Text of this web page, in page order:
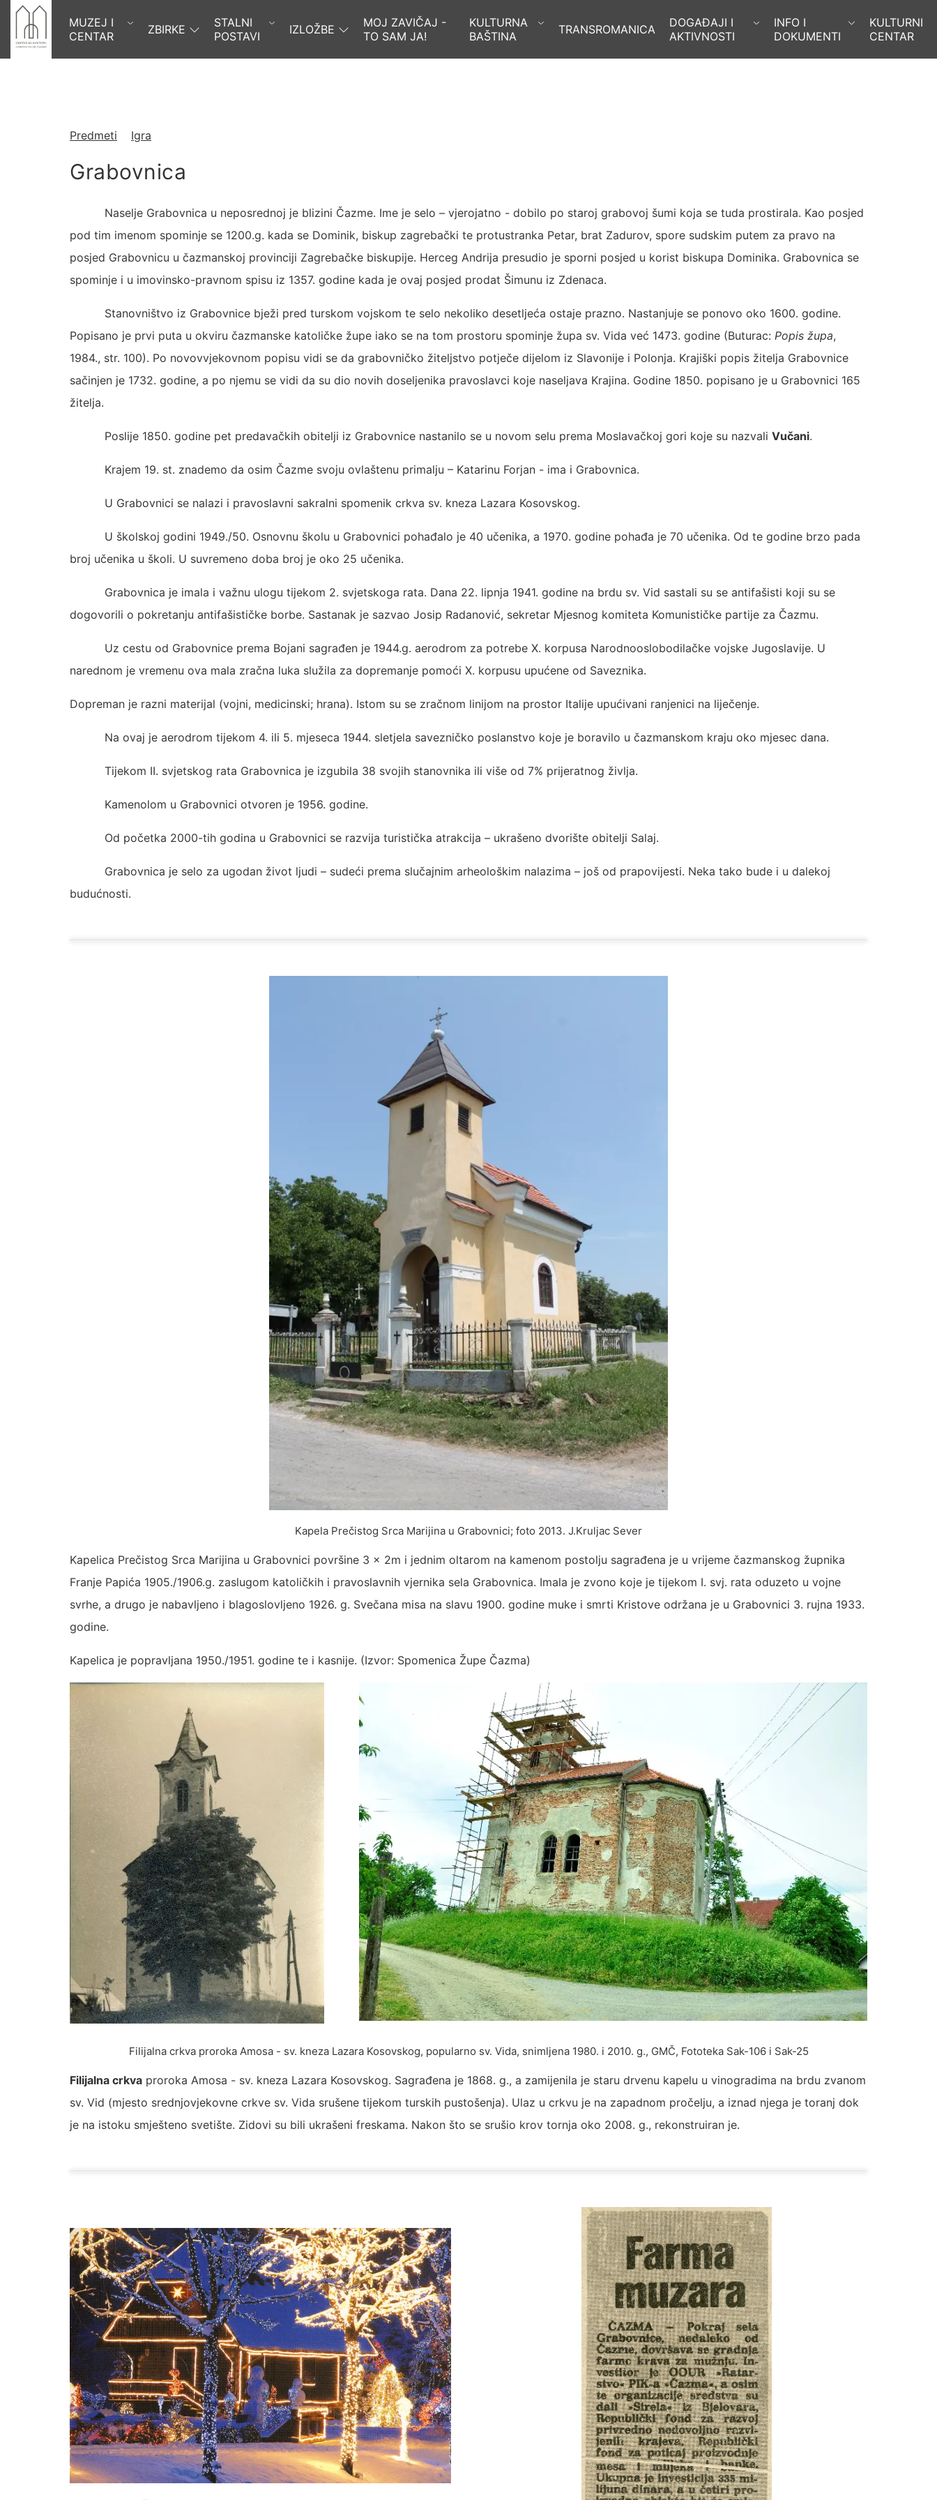
MUZEJ I
CENTAR
ZBIRKE
STALNI
POSTAVI
IZLOŽBE
MOJ ZAVIČAJ -
TO SAM JA!
KULTURNA
BAŠTINA
TRANSROMANICA
DOGAĐAJI I
AKTIVNOSTI
INFO I
DOKUMENTI
KULTURNI
CENTAR
Predmeti Igra
Grabovnica
Naselje Grabovnica u neposrednoj je blizini Čazme. Ime je selo – vjerojatno - dobilo po staroj grabovoj šumi koja se tuda prostirala. Kao posjed
pod tim imenom spominje se 1200.g. kada se Dominik, biskup zagrebački te protustranka Petar, brat Zadurov, spore sudskim putem za pravo na
posjed Grabovnicu u čazmanskoj provinciji Zagrebačke biskupije. Herceg Andrija presudio je sporni posjed u korist biskupa Dominika. Grabovnica se
spominje i u imovinsko-pravnom spisu iz 1357. godine kada je ovaj posjed prodat Šimunu iz Zdenaca.
Stanovništvo iz Grabovnice bježi pred turskom vojskom te selo nekoliko desetljeća ostaje prazno. Nastanjuje se ponovo oko 1600. godine.
Popisano je prvi puta u okviru čazmanske katoličke župe iako se na tom prostoru spominje župa sv. Vida već 1473. godine (Buturac: Popis župa,
1984., str. 100). Po novovvjekovnom popisu vidi se da grabovničko žiteljstvo potječe dijelom iz Slavonije i Polonja. Krajiški popis žitelja Grabovnice
sačinjen je 1732. godine, a po njemu se vidi da su dio novih doseljenika pravoslavci koje naseljava Krajina. Godine 1850. popisano je u Grabovnici 165
žitelja.
Poslije 1850. godine pet predavačkih obitelji iz Grabovnice nastanilo se u novom selu prema Moslavačkoj gori koje su nazvali Vučani.
Krajem 19. st. znademo da osim Čazme svoju ovlaštenu primalju – Katarinu Forjan - ima i Grabovnica.
U Grabovnici se nalazi i pravoslavni sakralni spomenik crkva sv. kneza Lazara Kosovskog.
U školskoj godini 1949./50. Osnovnu školu u Grabovnici pohađalo je 40 učenika, a 1970. godine pohađa je 70 učenika. Od te godine brzo pada
broj učenika u školi. U suvremeno doba broj je oko 25 učenika.
Grabovnica je imala i važnu ulogu tijekom 2. svjetskoga rata. Dana 22. lipnja 1941. godine na brdu sv. Vid sastali su se antifašisti koji su se
dogovorili o pokretanju antifašističke borbe. Sastanak je sazvao Josip Radanović, sekretar Mjesnog komiteta Komunističke partije za Čazmu.
Uz cestu od Grabovnice prema Bojani sagrađen je 1944.g. aerodrom za potrebe X. korpusa Narodnooslobodilačke vojske Jugoslavije. U
narednom je vremenu ova mala zračna luka služila za dopremanje pomoći X. korpusu upućene od Saveznika.
Dopreman je razni materijal (vojni, medicinski; hrana). Istom su se zračnom linijom na prostor Italije upućivani ranjenici na liječenje.
Na ovaj je aerodrom tijekom 4. ili 5. mjeseca 1944. sletjela savezničko poslanstvo koje je boravilo u čazmanskom kraju oko mjesec dana.
Tijekom II. svjetskog rata Grabovnica je izgubila 38 svojih stanovnika ili više od 7% prijeratnog življa.
Kamenolom u Grabovnici otvoren je 1956. godine.
Od početka 2000-tih godina u Grabovnici se razvija turistička atrakcija – ukrašeno dvorište obitelji Salaj.
Grabovnica je selo za ugodan život ljudi – sudeći prema slučajnim arheološkim nalazima – još od prapovijesti. Neka tako bude i u dalekoj
budućnosti.
Kapela Prečistog Srca Marijina u Grabovnici; foto 2013. J.Kruljac Sever
Kapelica Prečistog Srca Marijina u Grabovnici površine 3 x 2m i jednim oltarom na kamenom postolju sagrađena je u vrijeme čazmanskog župnika
Franje Papića 1905./1906.g. zaslugom katoličkih i pravoslavnih vjernika sela Grabovnica. Imala je zvono koje je tijekom I. svj. rata oduzeto u vojne
svrhe, a drugo je nabavljeno i blagoslovljeno 1926. g. Svečana misa na slavu 1900. godine muke i smrti Kristove održana je u Grabovnici 3. rujna 1933.
godine.
Kapelica je popravljana 1950./1951. godine te i kasnije. (Izvor: Spomenica Župe Čazma)
Filijalna crkva proroka Amosa - sv. kneza Lazara Kosovskog, popularno sv. Vida, snimljena 1980. i 2010. g., GMČ, Fototeka Sak-106 i Sak-25
Filijalna crkva proroka Amosa - sv. kneza Lazara Kosovskog. Sagrađena je 1868. g., a zamijenila je staru drvenu kapelu u vinogradima na brdu zvanom
sv. Vid (mjesto srednjovjekovne crkve sv. Vida srušene tijekom turskih pustošenja). Ulaz u crkvu je na zapadnom pročelju, a iznad njega je toranj dok
je na istoku smješteno svetište. Zidovi su bili ukrašeni freskama. Nakon što se srušio krov tornja oko 2008. g., rekonstruiran je.